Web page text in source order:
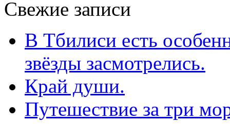
Свежие записи
В Тбилиси есть
звёзды засмотрелись.
Край души.
Путешествие за три